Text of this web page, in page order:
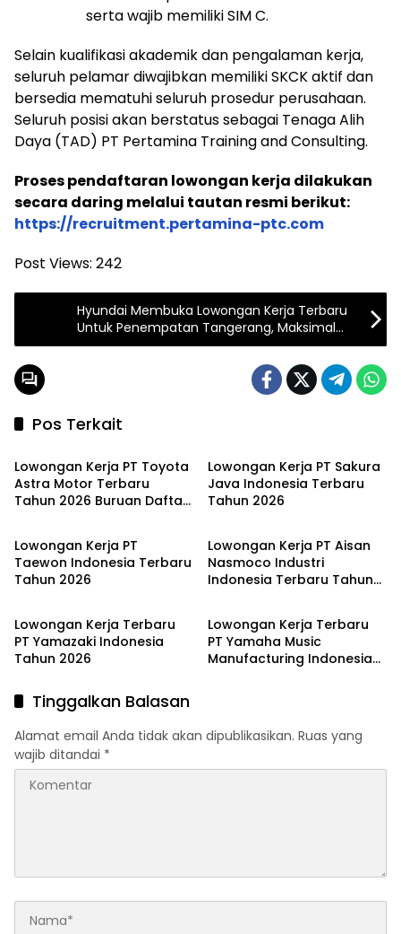
serta wajib memiliki SIM C.
Selain kualifikasi akademik dan pengalaman kerja,
seluruh pelamar diwajibkan memiliki SKCK aktif dan
bersedia mematuhi seluruh prosedur perusahaan.
Seluruh posisi akan berstatus sebagai Tenaga Alih
Daya (TAD) PT Pertamina Training and Consulting.
Proses pendaftaran lowongan kerja dilakukan
secara daring melalui tautan resmi berikut:
https://recruitment.pertamina-ptc.com
Post Views: 242
Hyundai Membuka Lowongan Kerja Terbaru
Untuk Penempatan Tangerang, Maksimal
Umur 35 Tahun
Pos Terkait
JABODETABEK
Lowongan Kerja PT Toyota
Astra Motor Terbaru
Tahun 2026 Buruan Daftar
Lowongan Kerja PT Sakura
Java Indonesia Terbaru
Tahun 2026
JABODETABEK
Lowongan Kerja PT
Taewon Indonesia Terbaru
Tahun 2026
JABODETABEK
Lowongan Kerja PT Aisan
Nasmoco Industri
Indonesia Terbaru Tahun
JABODETABEK
Lowongan Kerja Terbaru
PT Yamazaki Indonesia
Tahun 2026
JABODETABEK
Lowongan Kerja Terbaru
PT Yamaha Music
Manufacturing Indonesia
Tinggalkan Balasan
Alamat email Anda tidak akan dipublikasikan. Ruas yang
wajib ditandai *